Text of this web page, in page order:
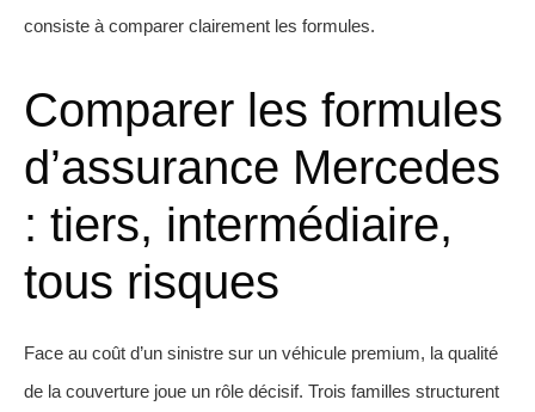
consiste à comparer clairement les formules.
Comparer les formules
d’assurance Mercedes
: tiers, intermédiaire,
tous risques
Face au coût d’un sinistre sur un véhicule premium, la qualité
de la couverture joue un rôle décisif. Trois familles structurent